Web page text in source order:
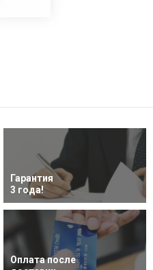
Гарантия
3 года!
Оплата после